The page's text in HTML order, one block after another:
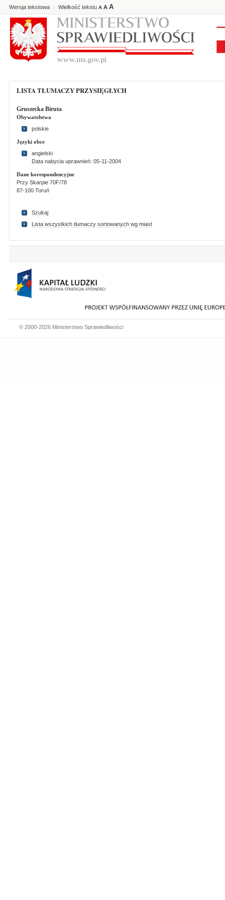
Wersja tekstowa | Wielkość tekstu A A A
LISTA TŁUMACZY PRZYSIĘGŁYCH
Gruszecka Biruta
Obywatelstwa
polskie
Języki obce
angielski
Data nabycia uprawnień: 05-11-2004
Dane korespondencyjne
Przy Skarpie 70F/78
87-100 Toruń
Szukaj
Lista wszystkich tlumaczy sortowanych wg miast
© 2000-2026 Ministerstwo Sprawiedliwości